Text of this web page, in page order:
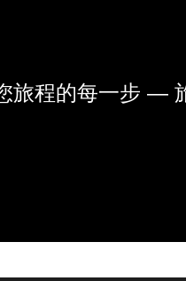
旅程的每一步 —